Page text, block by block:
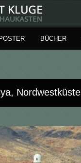
BÜCHER
Nordwestküste